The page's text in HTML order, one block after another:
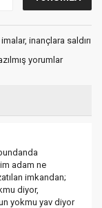
inançlara saldırı
yorumlar
adam ne
imkandan;
diyor,
yokmu yav diyor